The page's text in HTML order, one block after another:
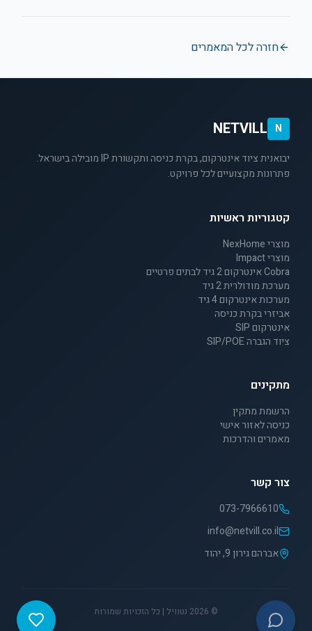
חזרה לכל המאמרים
N
NETVILL
יבואנית ציוד אינטרקום, בקרת כניסה ותקשורת IP מובילה בישראל.
פתרונות מקצועיים לכל פרויקט.
קטגוריות ראשיות
מוצרי NexHome
מוצרי Impact
Cobra אינטרקום 2 גיד לבתים פרטיים
מערכת מודולרית 2 גיד
מערכות אינטרקום 4 גיד
אביזרי בקרת כניסה
אינטרקום SIP
ציוד הגברה SIP/POE
מתקינים
הרשמת מתקין
כניסה לאזור אישי
מאמרים והדרכות
צור קשר
073-7966610
info@netvill.co.il
אברהם גירון 9, יהוד
©
2026 נטוויל | כל הזכויות שמורות